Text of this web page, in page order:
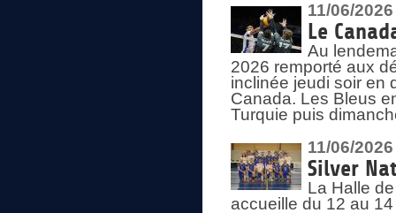
11/06/2026
Le
Au
2026 remporté aux
inclinée jeudi soir en
Canada. Les Bleus
Turquie puis
11/06/2026
Silver
La Halle
accueille du 12 au